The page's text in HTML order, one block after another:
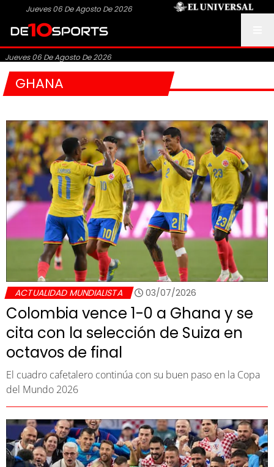
Jueves 06 De Agosto De 2026
Jueves 06 De Agosto De 2026
GHANA
ACTUALIDAD MUNDIALISTA 03/07/2026
Colombia vence 1-0 a Ghana y se
cita con la selección de Suiza en
octavos de final
El cuadro cafetalero continúa con su buen paso en la Copa
del Mundo 2026